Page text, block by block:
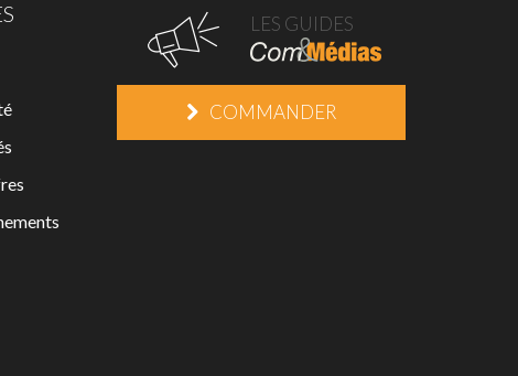
LES GUIDES
COMMANDER